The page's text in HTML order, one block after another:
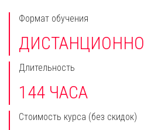
Формат обучения
ДИСТАНЦИОННО
Длительность
144 ЧАСА
Стоимость курса (без скидок)